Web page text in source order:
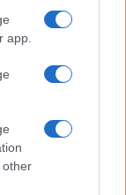
app.
other